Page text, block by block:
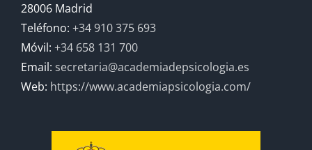
28006 Madrid
Teléfono: +34 910 375 693
Móvil: +34 658 131 700
Email: secretaria@academiadepsicologia.es
Web: https://www.academiapsicologia.com/